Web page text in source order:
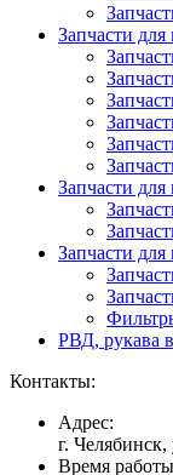
Запчасти для
Запчасти для
Запчасти
РВД, рукава
Контакты:
Адрес:
г.
Время